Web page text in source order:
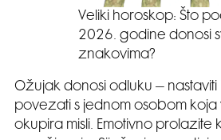
Veliki horoskop: Što
2026. godine donosi
znakovima?
Ožujak donosi odluku – nastaviti
povezati s jednom osobom koja
okupira misli. Emotivno prolazite